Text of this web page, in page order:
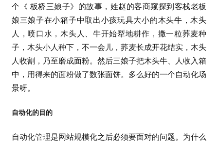
个《 板桥三娘子》的故事，姓赵的客商窥探到客栈老板
娘三娘子在小箱子中取出小孩玩具大小的木头牛，木头
人，喷口水，木头人、牛开始犁地耕作，撒一粒荞麦种
子，木头小人种下，不一会儿，荞麦长成开花结实，木头
人收割，乃至磨成面粉。然后三娘子把木头牛、人收入箱
中，用得来的面粉做了数张面饼。多么好的一个自动化场
景呀。
自动化的目的
自动化管理是网站规模化之后必须要面对的问题。为什么